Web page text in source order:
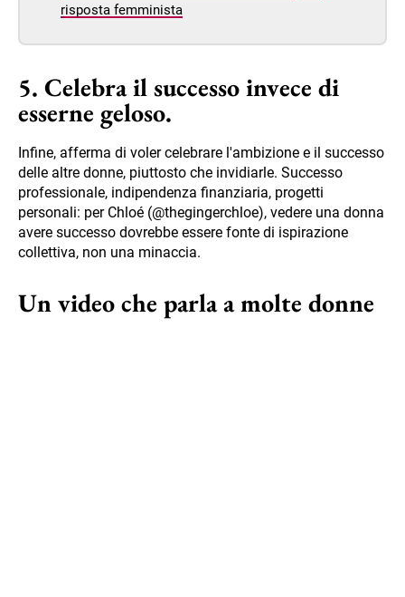
risposta femminista
5. Celebra il successo invece di
esserne geloso.
Infine, afferma di voler celebrare l'ambizione e il successo
delle altre donne, piuttosto che invidiarle. Successo
professionale, indipendenza finanziaria, progetti
personali: per Chloé (@thegingerchloe), vedere una donna
avere successo dovrebbe essere fonte di ispirazione
collettiva, non una minaccia.
Un video che parla a molte donne